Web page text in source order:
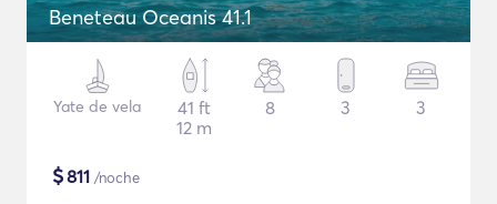
Beneteau Oceanis 41.1
Yate de vela
41 ft
12 m
8 3 3
$811 /noche